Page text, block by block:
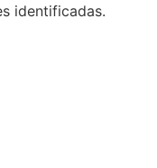
identificadas.